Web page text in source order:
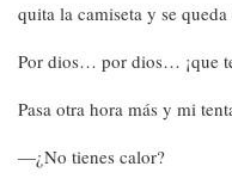
quita la camiseta y se
Por dios… por dios… ¡que
Pasa otra hora más y mi
—¿No tienes calor?